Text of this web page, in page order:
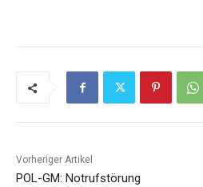
Vorheriger Artikel
POL-GM: Notrufstörung